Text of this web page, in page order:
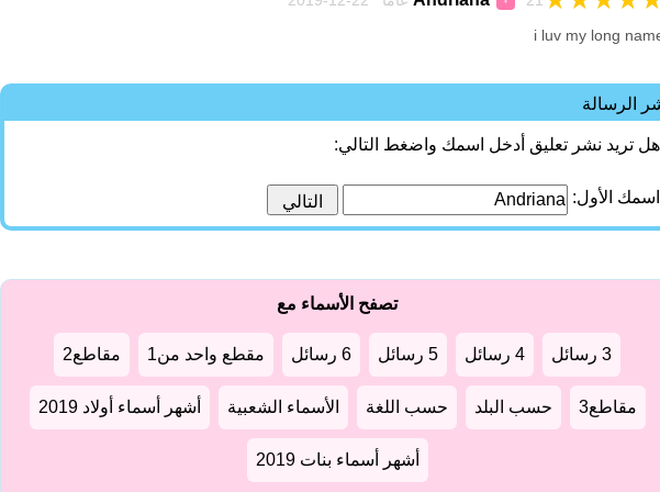
i luv my long
الرسالة
هل تريد نشر تعليق أدخل اسمك واضغط التالي:
اسمك الأول:
تصفح الأسماء مع
3 رسائل 4 رسائل 5 رسائل 6 رسائل مقطع واحد من1 مقاطع2
مقاطع3 حسب البلد حسب اللغة الأسماء الشعبية أشهر أسماء أولاد 2019
أشهر أسماء بنات 2019